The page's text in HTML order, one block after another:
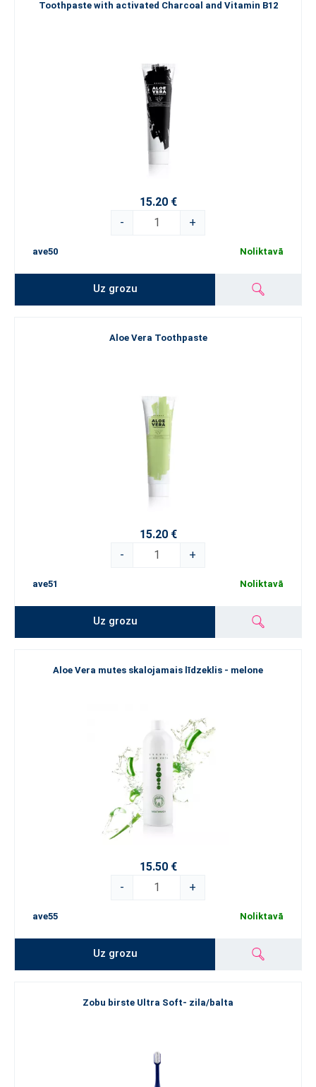
Toothpaste with activated Charcoal and Vitamin B12
15.20 €
-
+
ave50 Noliktavā
Uz grozu
Aloe Vera Toothpaste
15.20 €
-
+
ave51 Noliktavā
Uz grozu
Aloe Vera mutes skalojamais līdzeklis - melone
15.50 €
-
+
ave55 Noliktavā
Uz grozu
Zobu birste Ultra Soft- zila/balta